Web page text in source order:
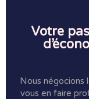
Votre
Nous négocions
vous en faire